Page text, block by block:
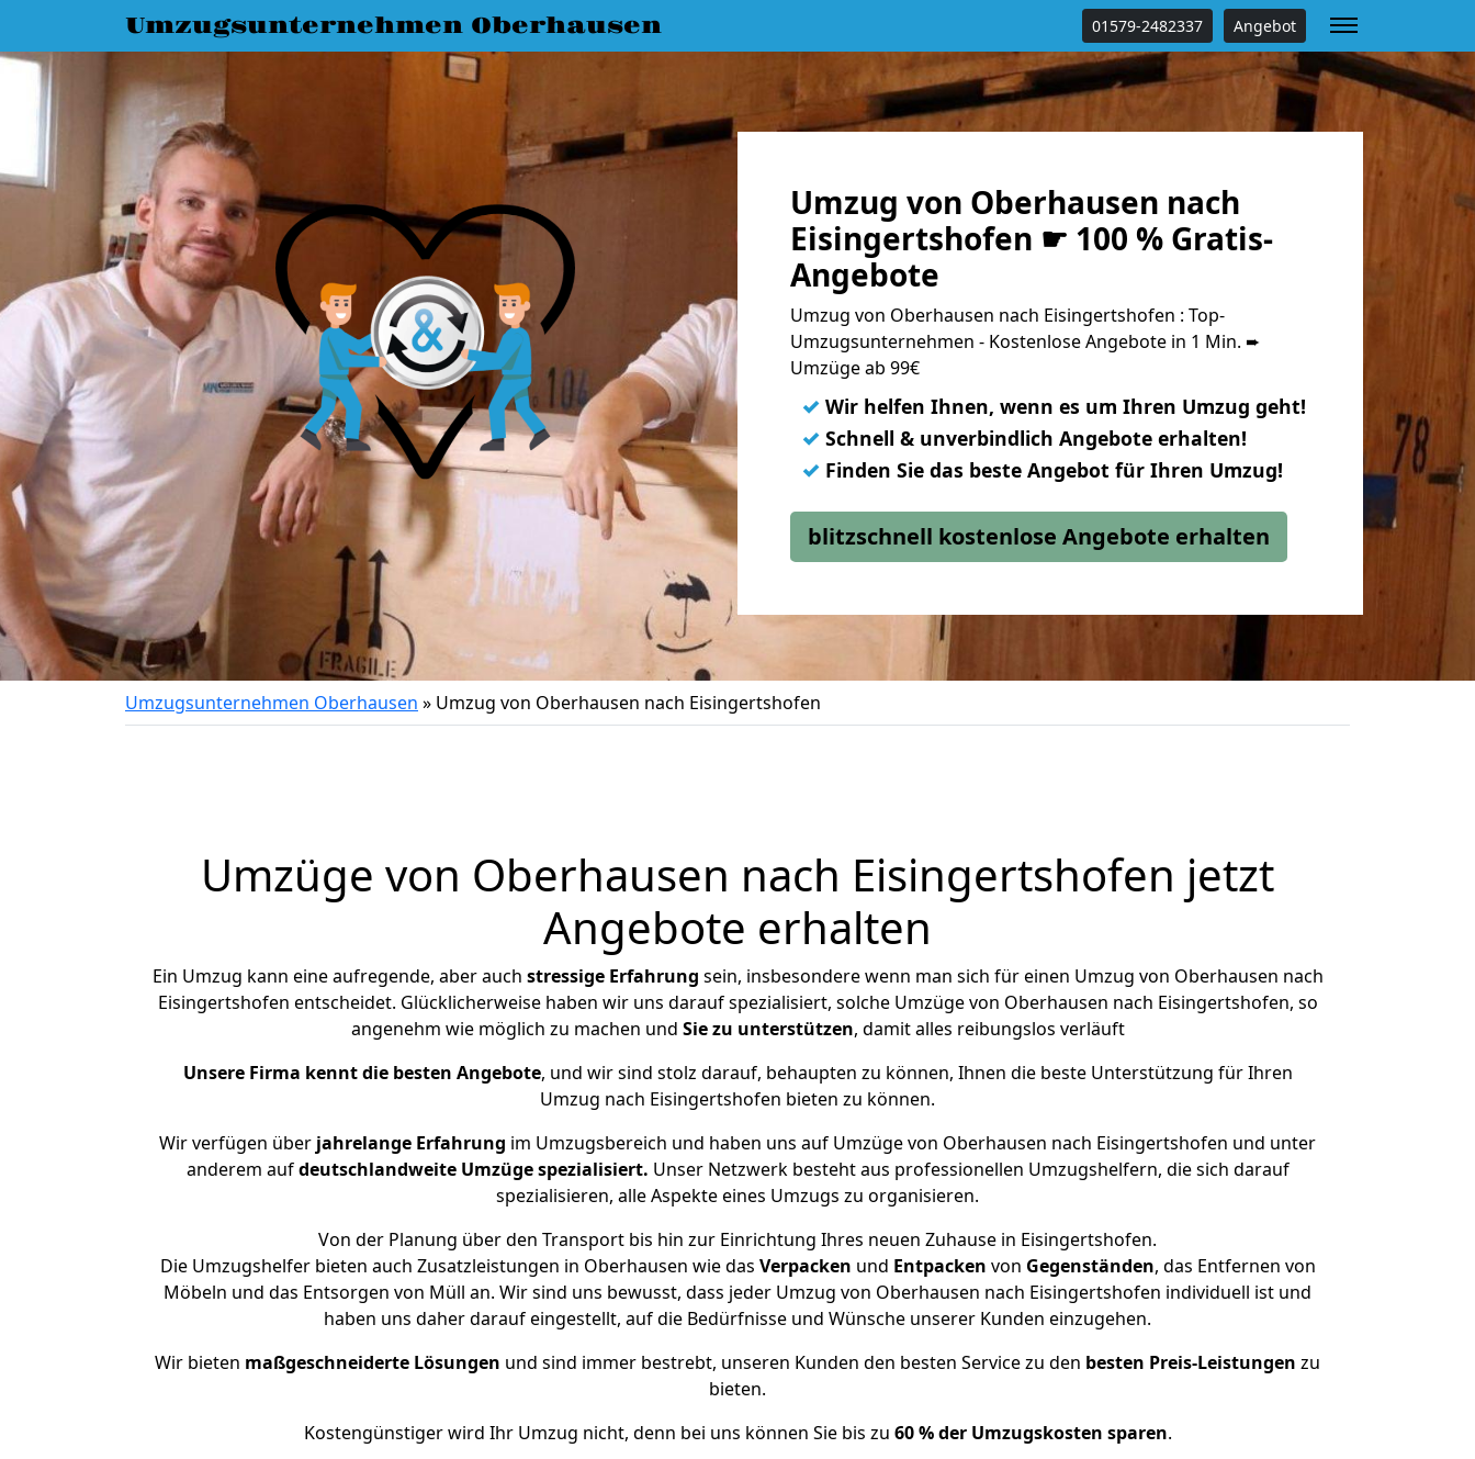
Umzugsunternehmen Oberhausen 01579-2482337 Angebot
Umzug von Oberhausen nach
Eisingertshofen ☛ 100 % Gratis-
Angebote
Umzug von Oberhausen nach Eisingertshofen : Top-
Umzugsunternehmen - Kostenlose Angebote in 1 Min. ➨
Umzüge ab 99€
✓ Wir helfen Ihnen, wenn es um Ihren Umzug geht!
✓ Schnell & unverbindlich Angebote erhalten!
✓ Finden Sie das beste Angebot für Ihren Umzug!
blitzschnell kostenlose Angebote erhalten
Umzugsunternehmen Oberhausen » Umzug von Oberhausen nach Eisingertshofen
Umzüge von Oberhausen nach Eisingertshofen jetzt
Angebote erhalten
Ein Umzug kann eine aufregende, aber auch stressige Erfahrung sein, insbesondere wenn man sich für einen Umzug von Oberhausen nach
Eisingertshofen entscheidet. Glücklicherweise haben wir uns darauf spezialisiert, solche Umzüge von Oberhausen nach Eisingertshofen, so
angenehm wie möglich zu machen und Sie zu unterstützen, damit alles reibungslos verläuft
Unsere Firma kennt die besten Angebote, und wir sind stolz darauf, behaupten zu können, Ihnen die beste Unterstützung für Ihren
Umzug nach Eisingertshofen bieten zu können.
Wir verfügen über jahrelange Erfahrung im Umzugsbereich und haben uns auf Umzüge von Oberhausen nach Eisingertshofen und unter
anderem aufdeutschlandweite Umzüge spezialisiert. Unser Netzwerk besteht aus professionellen Umzugshelfern, die sich darauf
spezialisieren, alle Aspekte eines Umzugs zu organisieren.
Von der Planung über den Transport bis hin zur Einrichtung Ihres neuen Zuhause in Eisingertshofen.
Die Umzugshelfer bieten auch Zusatzleistungen in Oberhausen wie das Verpacken und Entpacken von Gegenständen, das Entfernen von
Möbeln und das Entsorgen von Müll an. Wir sind uns bewusst, dass jeder Umzug von Oberhausen nach Eisingertshofen individuell ist und
haben uns daher darauf eingestellt, auf die Bedürfnisse und Wünsche unserer Kunden einzugehen.
Wir bieten maßgeschneiderte Lösungen und sind immer bestrebt, unseren Kunden den besten Service zu den besten Preis-Leistungen zu
bieten.
Kostengünstiger wird Ihr Umzug nicht, denn bei uns können Sie bis zu 60 % der Umzugskosten sparen.